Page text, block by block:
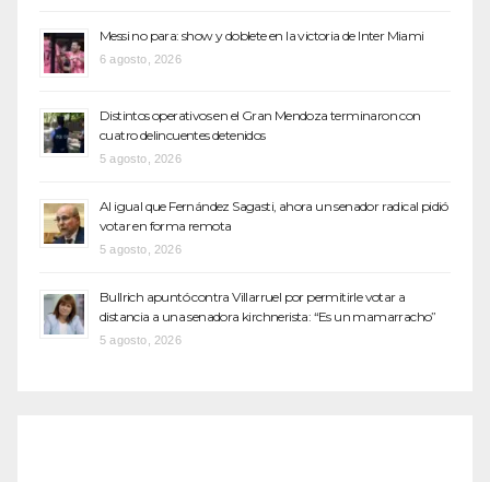
Messi no para: show y doblete en la victoria de Inter Miami
6 agosto, 2026
Distintos operativos en el Gran Mendoza terminaron con
cuatro delincuentes detenidos
5 agosto, 2026
Al igual que Fernández Sagasti, ahora un senador radical pidió
votar en forma remota
5 agosto, 2026
Bullrich apuntó contra Villarruel por permitirle votar a
distancia a una senadora kirchnerista: “Es un mamarracho”
5 agosto, 2026